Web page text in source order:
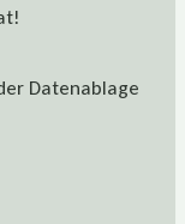
Datenablage